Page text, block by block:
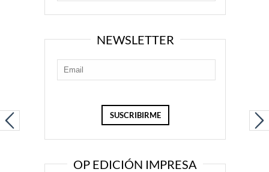
NEWSLETTER
OP EDICIÓN IMPRESA